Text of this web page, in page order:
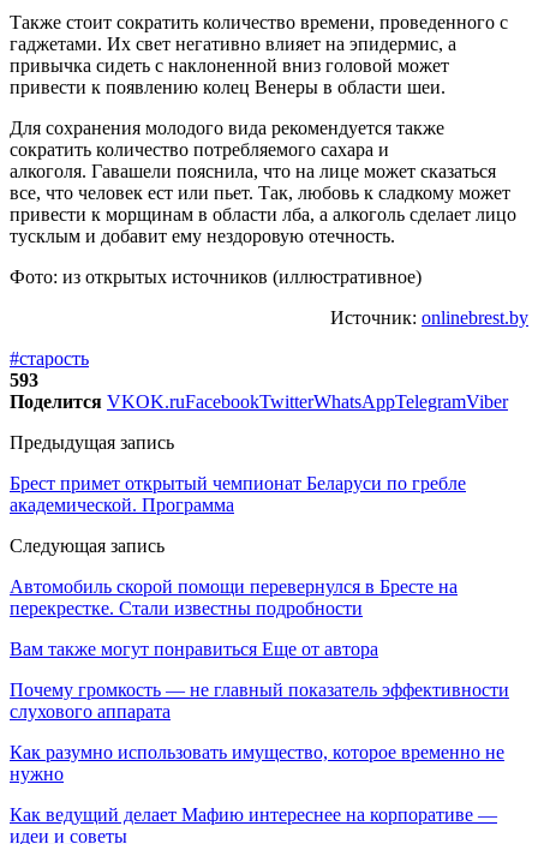
Также стоит сократить количество времени, проведенного с
гаджетами. Их свет негативно влияет на эпидермис, а
привычка сидеть с наклоненной вниз головой может
привести к появлению колец Венеры в области шеи.
Для сохранения молодого вида рекомендуется также
сократить количество потребляемого сахара и
алкоголя. Гавашели пояснила, что на лице может сказаться
все, что человек ест или пьет. Так, любовь к сладкому может
привести к морщинам в области лба, а алкоголь сделает лицо
тусклым и добавит ему нездоровую отечность.
Фото: из открытых источников (иллюстративное)
Источник: onlinebrest.by
#старость
593
Поделится VKOK.ruFacebookTwitterWhatsAppTelegramViber
Предыдущая запись
Брест примет открытый чемпионат Беларуси по гребле
академической. Программа
Следующая запись
Автомобиль скорой помощи перевернулся в Бресте на
перекрестке. Стали известны подробности
Вам также могут понравиться Еще от автора
Почему громкость — не главный показатель эффективности
слухового аппарата
Как разумно использовать имущество, которое временно не
нужно
Как ведущий делает Мафию интереснее на корпоративе —
идеи и советы